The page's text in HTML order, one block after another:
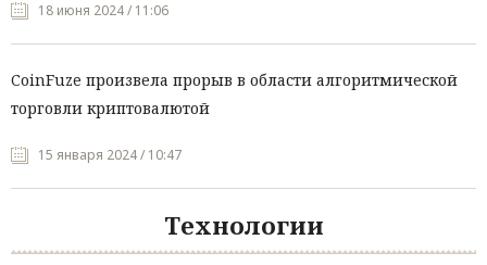
18 июня 2024 / 11:06
CoinFuze произвела прорыв в области алгоритмической
торговли криптовалютой
15 января 2024 / 10:47
Технологии